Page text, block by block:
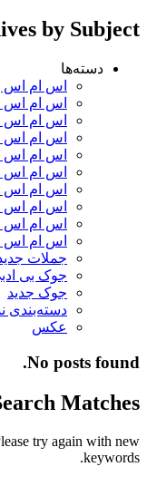
by Subject:
دسته‌ها
اس ام اس
اس ام اس
اس ام اس
اس ام اس
اس ام اس
اس ام اس
اس ام اس
اس ام اس
اس ام اس
اس ام
جملات
جوک بی
جوک جدید
دسته‌بندی
عکس
No posts found.
Matches
try again with new
keywords.